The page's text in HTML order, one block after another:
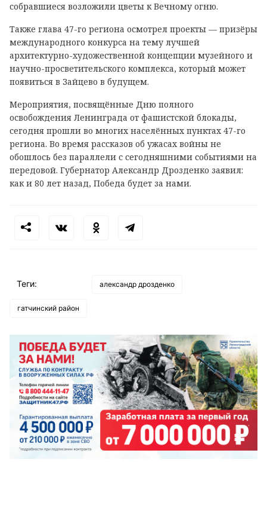
собравшиеся возложили цветы к Вечному огню.
Также глава 47-го региона осмотрел проекты — призёры
международного конкурса на тему лучшей
архитектурно-художественной концепции музейного и
научно-просветительского комплекса, который может
появиться в Зайцево в будущем.
Мероприятия, посвящённые Дню полного
освобождения Ленинграда от фашистской блокады,
сегодня прошли во многих населённых пунктах 47-го
региона. Во время рассказов об ужасах войны не
обошлось без параллели с сегодняшними событиями на
передовой. Губернатор Александр Дрозденко заявил:
как и 80 лет назад, Победа будет за нами.
Теги: александр дрозденко
гатчинский район